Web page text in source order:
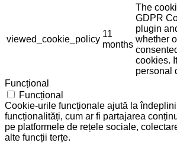
viewed_cookie_policy
11
months
The
GDPR
plugin
whether
cookies.
personal
Funcțional
Funcțional
Cookie-urile funcționale ajută la
funcționalități, cum ar fi partajarea
pe platformele de rețele sociale,
alte funcții terțe.